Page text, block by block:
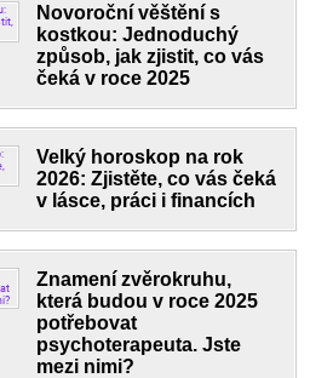
Novoroční věštění s
kostkou: Jednoduchý
způsob, jak zjistit, co vás
čeká v roce 2025
Velký horoskop na rok
2026: Zjistěte, co vás čeká
v lásce, práci i financích
Znamení zvěrokruhu,
která budou v roce 2025
potřebovat
psychoterapeuta. Jste
mezi nimi?